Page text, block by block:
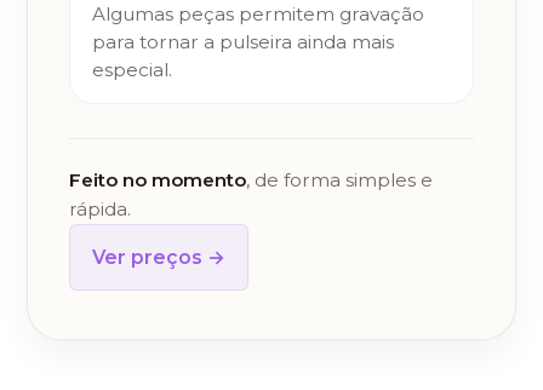
Algumas peças permitem gravação
para tornar a pulseira ainda mais
especial.
Feito no momento, de forma simples e
rápida.
Ver preços →